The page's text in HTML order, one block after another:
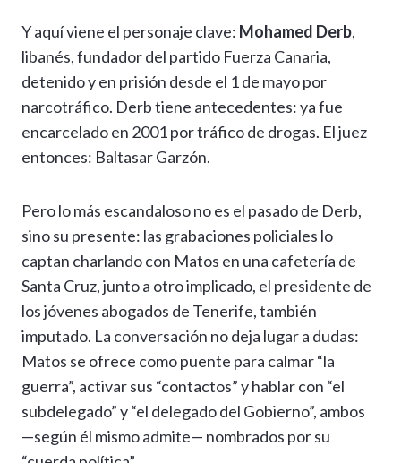
Y aquí viene el personaje clave: Mohamed Derb,
libanés, fundador del partido Fuerza Canaria,
detenido y en prisión desde el 1 de mayo por
narcotráfico. Derb tiene antecedentes: ya fue
encarcelado en 2001 por tráfico de drogas. El juez
entonces: Baltasar Garzón.
Pero lo más escandaloso no es el pasado de Derb,
sino su presente: las grabaciones policiales lo
captan charlando con Matos en una cafetería de
Santa Cruz, junto a otro implicado, el presidente de
los jóvenes abogados de Tenerife, también
imputado. La conversación no deja lugar a dudas:
Matos se ofrece como puente para calmar “la
guerra”, activar sus “contactos” y hablar con “el
subdelegado” y “el delegado del Gobierno”, ambos
—según él mismo admite— nombrados por su